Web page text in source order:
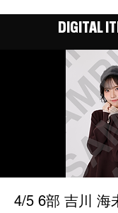
DIGITAL
4/5 6部 吉川 海